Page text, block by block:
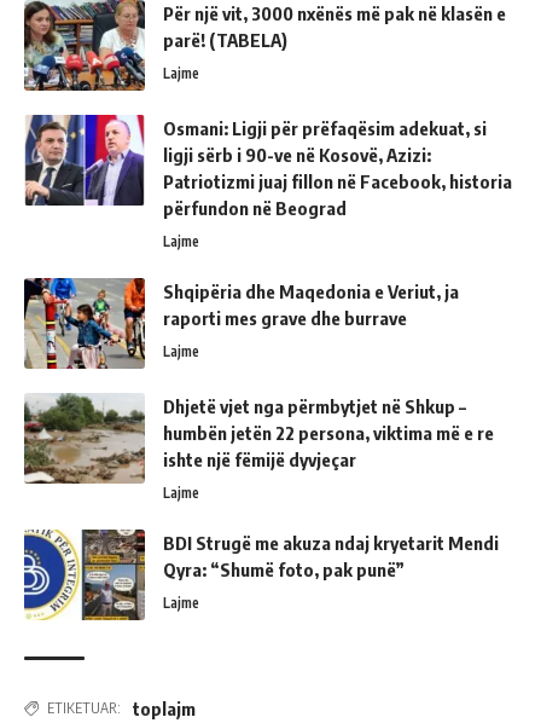
Për një vit, 3000 nxënës më pak në klasën e
parë! (TABELA)
Lajme
Osmani: Ligji për prëfaqësim adekuat, si
ligji sërb i 90-ve në Kosovë, Azizi:
Patriotizmi juaj fillon në Facebook, historia
përfundon në Beograd
Lajme
Shqipëria dhe Maqedonia e Veriut, ja
raporti mes grave dhe burrave
Lajme
Dhjetë vjet nga përmbytjet në Shkup –
humbën jetën 22 persona, viktima më e re
ishte një fëmijë dyvjeçar
Lajme
BDI Strugë me akuza ndaj kryetarit Mendi
Qyra: “Shumë foto, pak punë”
Lajme
ETIKETUAR: toplajm